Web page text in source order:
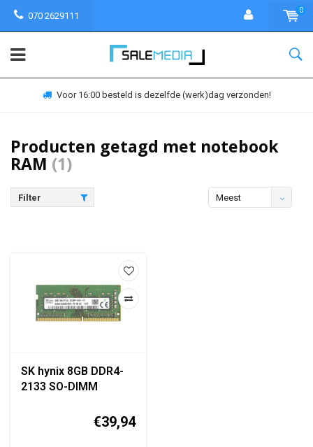
070 2629111
0
Voor 16:00 besteld is dezelfde (werk)dag verzonden!
Producten getagd met notebook
RAM (1)
Filter
Meest
SK hynix 8GB DDR4-
2133 SO-DIMM
€39,94